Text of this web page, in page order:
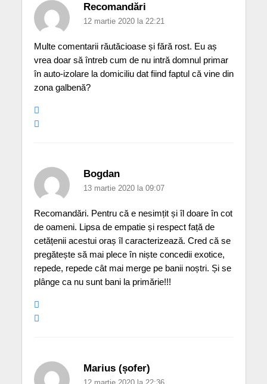
Recomandări
12 martie 2020 la 22:21
Multe comentarii răutăcioase și fără rost. Eu aș
vrea doar să întreb cum de nu intră domnul primar
în auto-izolare la domiciliu dat fiind faptul că vine din
zona galbenă?
Bogdan
13 martie 2020 la 09:07
Recomandări. Pentru că e nesimțit și îl doare în cot
de oameni. Lipsa de empatie și respect față de
cetățenii acestui oraș îl caracterizează. Cred că se
pregătește să mai plece în niște concedii exotice,
repede, repede cât mai merge pe banii noștri. Și se
plânge ca nu sunt bani la primărie!!!
Marius (șofer)